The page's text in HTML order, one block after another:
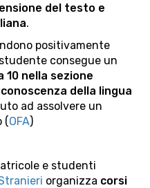
del testo e
.
positivamente
consegue un
10 nella sezione
della lingua
ad assolvere un
(OFA)
e studenti
organizza corsi